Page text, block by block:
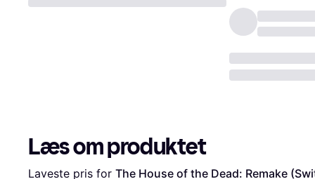
Læs om produktet
Laveste pris for The House of the Dead: Remake